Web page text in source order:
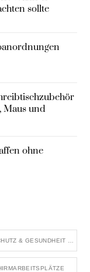
sollte
Maus und
ohne